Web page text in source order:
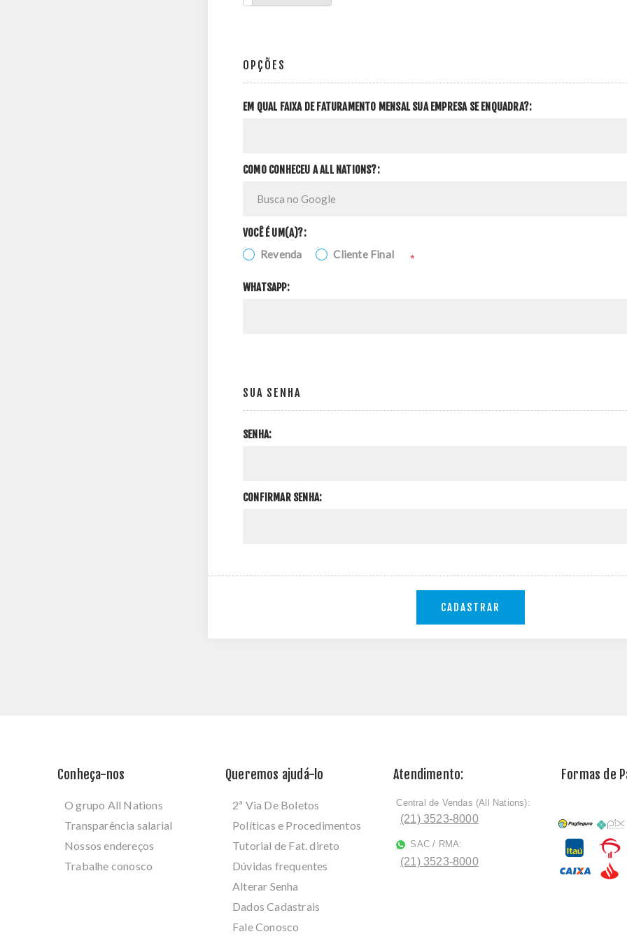
OPÇÕES
EM QUAL FAIXA DE FATURAMENTO MENSAL SUA EMPRESA SE ENQUADRA?:
COMO CONHECEU A ALL NATIONS?:
VOCÊ É UM(A)?:
Revenda Cliente Final *
WHATSAPP:
SUA SENHA
SENHA:
CONFIRMAR SENHA:
CADASTRAR
Conheça-nos
O grupo All Nations
Transparência salarial
Nossos endereços
Trabalhe conosco
Queremos ajudá-lo
2ª Via De Boletos
Políticas e Procedimentos
Tutorial de Fat. direto
Dúvidas frequentes
Alterar Senha
Dados Cadastrais
Fale Conosco
Atendimento:
ﾠCentral de Vendas (All Nations):
(21) 3523-8000
SAC / RMA:
(21) 3523-8000
Formas de